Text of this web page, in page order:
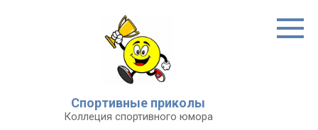
Спортивные приколы
Коллеция спортивного юмора